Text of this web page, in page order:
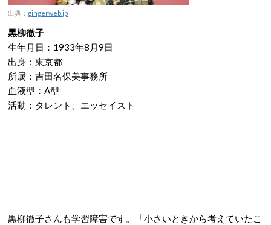
出典： gingerweb.jp
黒柳徹子
生年月日：1933年8月9日
出身：東京都
所属：吉田名保美事務所
血液型：A型
活動：タレント、エッセイスト
黒柳徹子さんも学習障害です。「小さいときから考えていたこ